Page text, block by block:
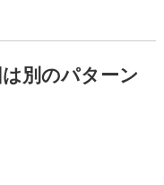
別のパターン